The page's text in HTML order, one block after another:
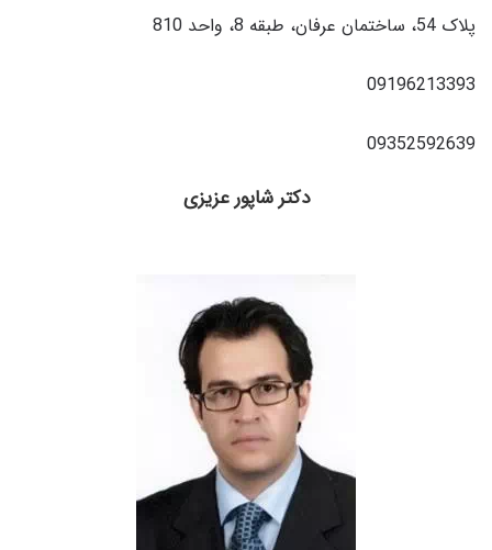
پلاک 54، ساختمان عرفان، طبقه 8، واحد 810
09196213393
09352592639
دکتر شاپور عزیزی